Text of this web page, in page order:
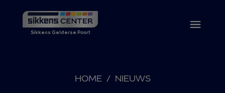
Sikkens Gelderse Poort
HOME / NIEUWS